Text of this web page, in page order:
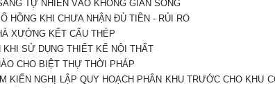
TỰ NHIÊN VÀO KHÔNG GIAN SỐNG
HỒNG KHI CHƯA NHẬN ĐỦ TIỀN - RỦI RO
XƯỞNG KẾT CẤU THÉP
KHI SỬ DỤNG THIẾT KẾ NỘI THẤT
CHO BIỆT THỰ THỜI PHÁP
KIẾN NGHỊ LẬP QUY HOẠCH PHÂN KHU TRƯỚC CHO KHU